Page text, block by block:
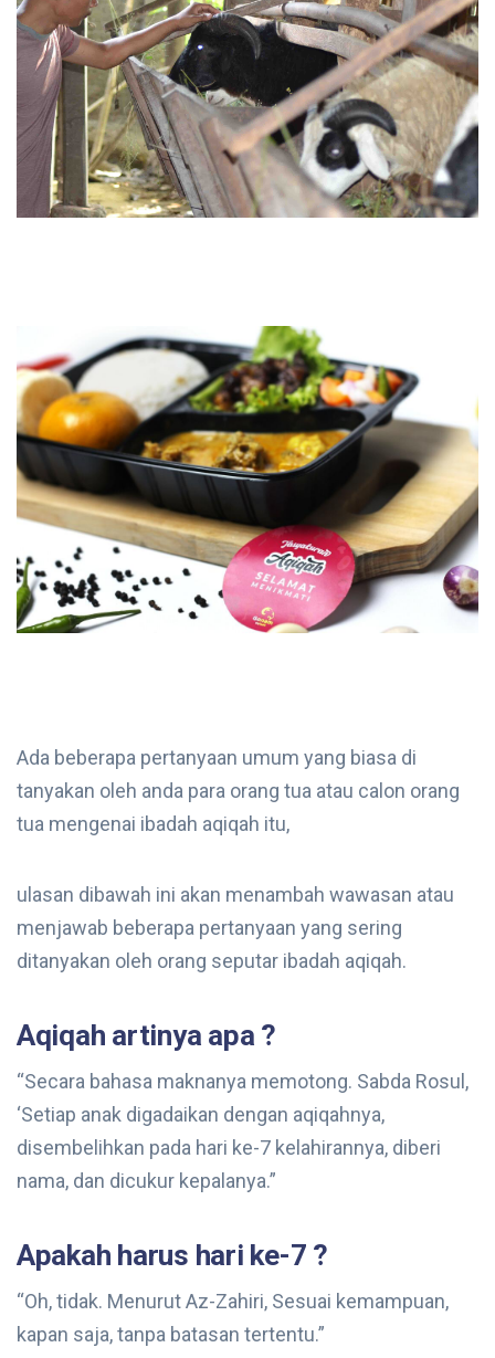
Ada beberapa pertanyaan umum yang biasa di
tanyakan oleh anda para orang tua atau calon orang
tua mengenai ibadah aqiqah itu,
ulasan dibawah ini akan menambah wawasan atau
menjawab beberapa pertanyaan yang sering
ditanyakan oleh orang seputar ibadah aqiqah.
Aqiqah artinya apa ?
“Secara bahasa maknanya memotong. Sabda Rosul,
‘Setiap anak digadaikan dengan aqiqahnya,
disembelihkan pada hari ke-7 kelahirannya, diberi
nama, dan dicukur kepalanya.”
Apakah harus hari ke-7 ?
“Oh, tidak. Menurut Az-Zahiri, Sesuai kemampuan,
kapan saja, tanpa batasan tertentu.”